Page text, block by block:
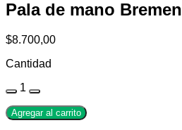
Pala de mano Bremen
$8.700,00
Cantidad
1
Agregar al carrito